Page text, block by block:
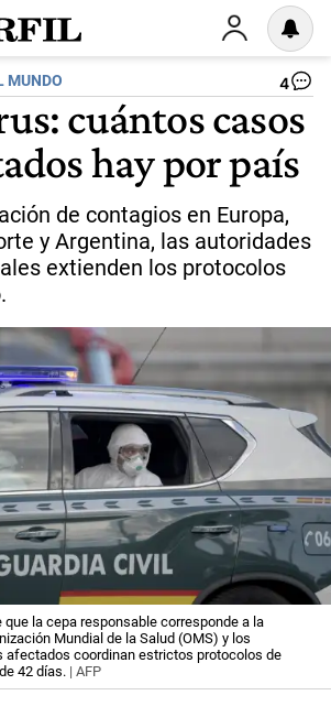
MUNDO 4
cuántos casos
hay por país
de contagios en Europa,
y Argentina, las autoridades
extienden los protocolos
la cepa responsable corresponde a la
Mundial de la Salud (OMS) y los
afectados coordinan estrictos protocolos de
42 días. | AFP